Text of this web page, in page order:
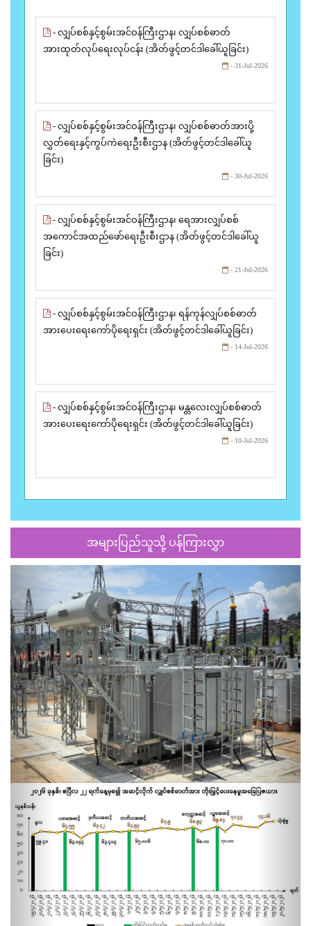
- လျှပ်စစ်နှင့်စွမ်းအင်ဝန်ကြီးဌာန၊ လျှပ်စစ်ဓာတ်
အားထုတ်လုပ်ရေးလုပ်ငန်း (အိတ်ဖွင့်တင်ဒါခေါ်ယူခြင်း)
- 31-Jul-2026
- လျှပ်စစ်နှင့်စွမ်းအင်ဝန်ကြီးဌာန၊ လျှပ်စစ်ဓာတ်အားပို့
လွှတ်ရေးနှင့်ကွပ်ကဲရေးဦးစီးဌာန (အိတ်ဖွင့်တင်ဒါခေါ်ယူ
ခြင်း)
- 30-Jul-2026
- လျှပ်စစ်နှင့်စွမ်းအင်ဝန်ကြီးဌာန၊ ရေအားလျှပ်စစ်
အကောင်အထည်ဖော်ရေးဦးစီးဌာန (အိတ်ဖွင့်တင်ဒါခေါ်ယူ
ခြင်း)
- 21-Jul-2026
- လျှပ်စစ်နှင့်စွမ်းအင်ဝန်ကြီးဌာန၊ ရန်ကုန်လျှပ်စစ်ဓာတ်
အားပေးရေးကော်ပိုရေးရှင်း (အိတ်ဖွင့်တင်ဒါခေါ်ယူခြင်း)
- 14-Jul-2026
- လျှပ်စစ်နှင့်စွမ်းအင်ဝန်ကြီးဌာန၊ မန္တလေးလျှပ်စစ်ဓာတ်
အားပေးရေးကော်ပိုရေးရှင်း (အိတ်ဖွင့်တင်ဒါခေါ်ယူခြင်း)
- 10-Jul-2026
အများပြည်သူသို့ ပန်ကြားလွှာ
Previous